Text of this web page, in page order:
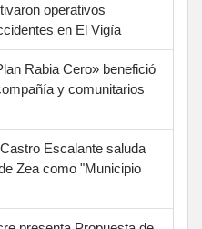
operativos
en El Vigía
Rabia Cero» benefició
y comunitarios
Escalante saluda
Zea como "Municipio